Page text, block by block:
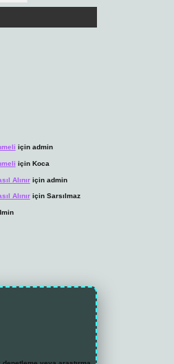
için admin
için Koca
Alınıriçin admin
Alınıriçin Sarsılmaz